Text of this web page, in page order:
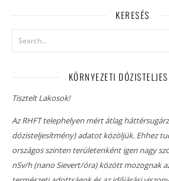
KERESÉS
KÖRNYEZETI
Tisztelt Lakosok!
Az RHFT telephelyen mért átlag
dózisteljesítmény) adatot közöljük. Ehhez
országos szinten területenként igen nagy
nSv/h (nano Sievert/óra) között mozognak